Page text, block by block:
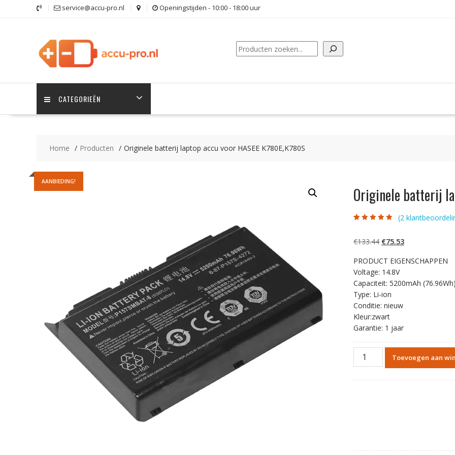
service@accu-pro.nl Openingstijden - 10:00 - 18:00 uur
Zoeken
CATEGORIEËN
Home Producten Originele batterij laptop accu voor HASEE K780E,K780S
AANBIEDING!
Originele batterij
gebaseerd op
klantbeoordelin
(2
€133.44 Oorspronkelijke
was:
€133.44.
€75.53Huidige
is:
PRODUCT EIGENSCHAPPEN
Voltage: 14.8V
Capaciteit: 5200mAh (76.96Wh)
Type: Li-ion
Conditie: nieuw
Kleur:zwart
Garantie: 1 jaar
Originele
Toevoegen aan